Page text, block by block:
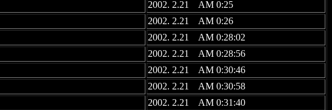
2002. 2.21 AM 0:25
2002. 2.21 AM 0:26
2002. 2.21 AM 0:28:02
2002. 2.21 AM 0:28:56
2002. 2.21 AM 0:30:46
2002. 2.21 AM 0:30:58
2002. 2.21 AM 0:31:40